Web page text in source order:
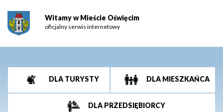
Witamy w Mieście Oświęcim
oficjalny serwis internetowy
DLA TURYSTY DLA MIESZKAŃCA
DLA PRZEDSIĘBIORCY